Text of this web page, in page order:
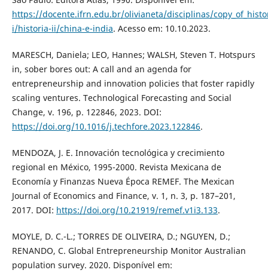
https://docente.ifrn.edu.br/olivianeta/disciplinas/
i/historia-ii/china-e-india. Acesso em: 10.10.2023.
MARESCH, Daniela; LEO, Hannes; WALSH, Steven T. Hotspurs
in, sober bores out: A call and an agenda for
entrepreneurship and innovation policies that foster rapidly
scaling ventures. Technological Forecasting and Social
Change, v. 196, p. 122846, 2023. DOI:
https://doi.org/10.1016/j.techfore.2023.122846.
MENDOZA, J. E. Innovación tecnológica y crecimiento
regional en México, 1995-2000. Revista Mexicana de
Economía y Finanzas Nueva Época REMEF. The Mexican
Journal of Economics and Finance, v. 1, n. 3, p. 187–201,
2017. DOI: https://doi.org/10.21919/remef.v1i3.133.
MOYLE, D. C.-L.; TORRES DE OLIVEIRA, D.; NGUYEN, D.;
RENANDO, C. Global Entrepreneurship Monitor Australian
population survey. 2020. Disponível em: